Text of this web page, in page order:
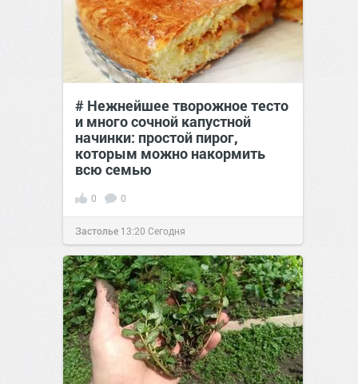
# Нежнейшее творожное тесто
и много сочной капустной
начинки: простой пирог,
которым можно накормить
всю семью
0 0
Застолье 13:20 Сегодня